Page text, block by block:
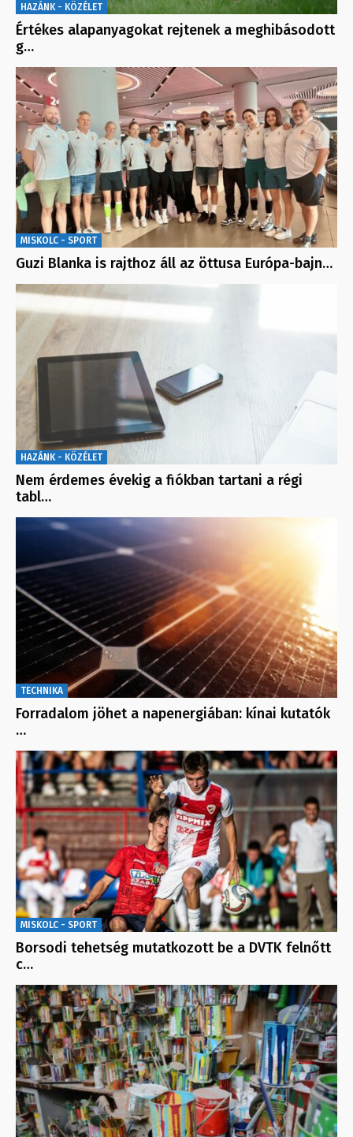
HAZÁNK - KÖZÉLET
Értékes alapanyagokat rejtenek a meghibásodott
g…
MISKOLC - SPORT
Guzi Blanka is rajthoz áll az öttusa Európa-bajn…
HAZÁNK - KÖZÉLET
Nem érdemes évekig a fiókban tartani a régi
tabl…
TECHNIKA
Forradalom jöhet a napenergiában: kínai kutatók
…
MISKOLC - SPORT
Borsodi tehetség mutatkozott be a DVTK felnőtt
c…